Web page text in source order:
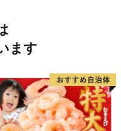
【uot773A】
ます